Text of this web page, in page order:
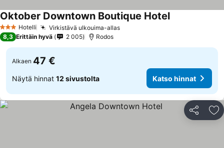
3 Tähtiluokitus
Hotelli Virkistävä ulkouima-allas
Oktober Downtown Boutique Hotel
8,3 Erittäin hyvä 2 005 Rodos
Alkaen 47 €
Näytä hinnat 12 sivustolta Katso hinnat
Jaa